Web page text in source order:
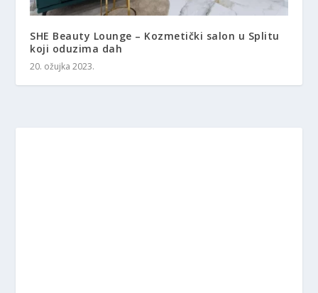
SHE Beauty Lounge – Kozmetički salon u Splitu
koji oduzima dah
20. ožujka 2023.